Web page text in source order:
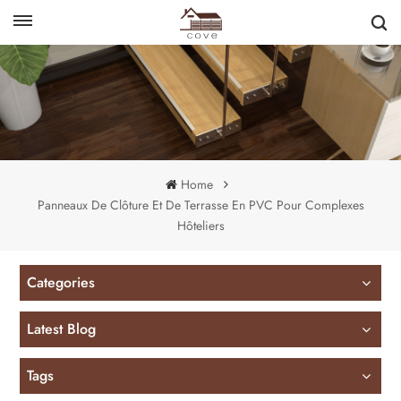
English
français
Home
Panneaux De Clôture Et De Terrasse En PVC Pour Complexes
Hôteliers
Categories
Latest Blog
Tags